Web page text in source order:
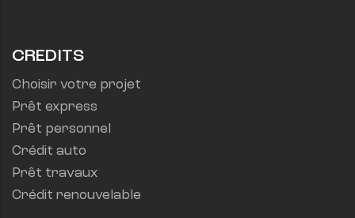
CREDITS
Choisir votre projet
Prêt express
Prêt personnel
Crédit auto
Prêt travaux
Crédit renouvelable